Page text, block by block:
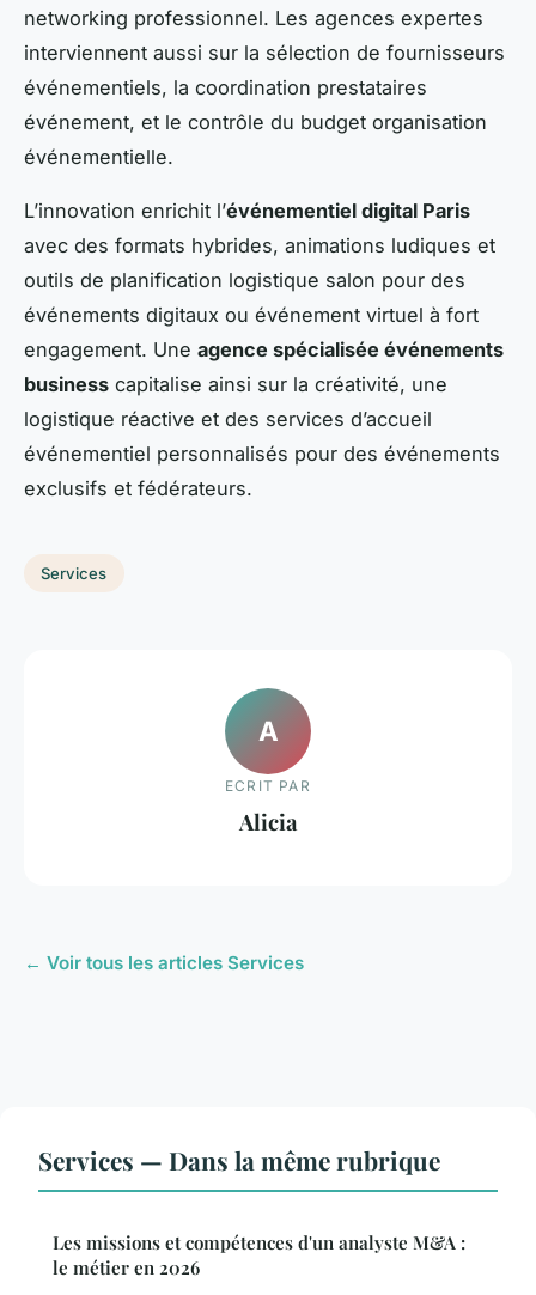
networking professionnel. Les agences expertes
interviennent aussi sur la sélection de fournisseurs
événementiels, la coordination prestataires
événement, et le contrôle du budget organisation
événementielle.
L’innovation enrichit l’événementiel digital Paris
avec des formats hybrides, animations ludiques et
outils de planification logistique salon pour des
événements digitaux ou événement virtuel à fort
engagement. Une agence spécialisée événements
business capitalise ainsi sur la créativité, une
logistique réactive et des services d’accueil
événementiel personnalisés pour des événements
exclusifs et fédérateurs.
Services
A
ECRIT PAR
Alicia
← Voir tous les articles Services
Services — Dans la même rubrique
Les missions et compétences d'un analyste M&A :
le métier en 2026